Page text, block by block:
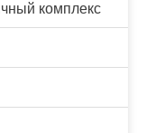
комплекс